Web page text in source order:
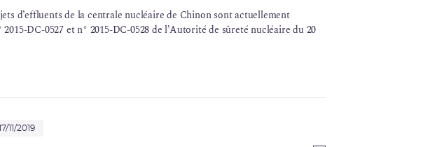
d’effluents de lacentrale nucléairede Chinon sont actuellement
DC-0527 et n° 2015-DC-0528 de l’Autorité de sûreté nucléairedu 20
11/2019